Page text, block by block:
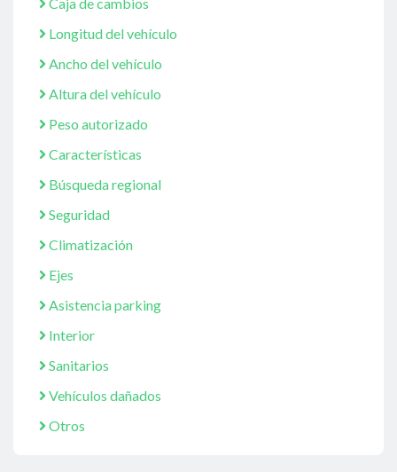
Longitud del vehículo
Ancho del vehículo
Altura del vehículo
Peso autorizado
Características
Búsqueda regional
Seguridad
Climatización
Ejes
Asistencia parking
Interior
Sanitarios
Vehículos dañados
Otros